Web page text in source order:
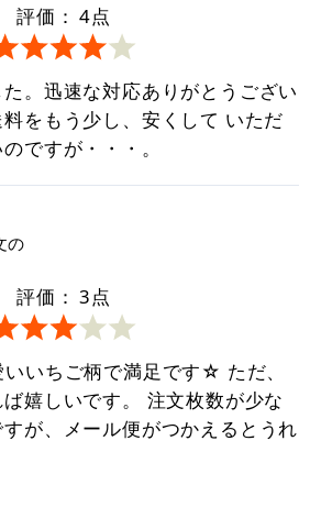
評価： 4点
。迅速な対応ありがとうござい
をもう少し、安くして いただ
ですが・・・。
の
評価： 3点
いちご柄で満足です☆ ただ、
嬉しいです。 注文枚数が少な
が、メール便がつかえるとうれ